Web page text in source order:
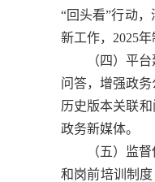
“回头看”行动
新工作，2025
（四）平
问答，增强政
历史版本关联
政务新媒体。
（五）监
和岗前培训制